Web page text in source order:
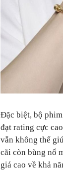
Đặc biệt, bộ
đạt rating cực
vẫn không thể
cãi còn bùng nổ
giá cao về khả